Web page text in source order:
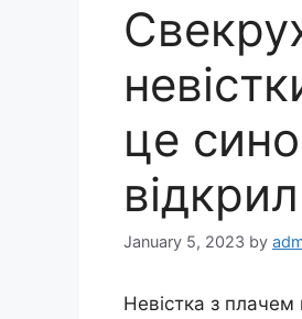
це
January 5, 2023 by
Невістка з